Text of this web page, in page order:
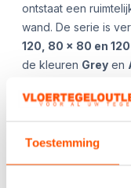
Toestemming
ontstaat een
wand. De serie is
120, 80 x 80 en
de kleuren Greyen
aanvullende